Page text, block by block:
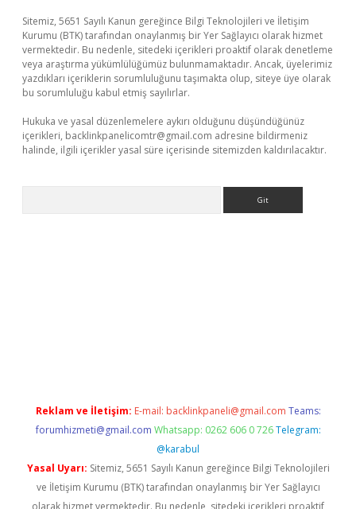
Sitemiz, 5651 Sayılı Kanun gereğince Bilgi Teknolojileri ve İletişim
Kurumu (BTK) tarafından onaylanmış bir Yer Sağlayıcı olarak hizmet
vermektedir. Bu nedenle, sitedeki içerikleri proaktif olarak denetleme
veya araştırma yükümlülüğümüz bulunmamaktadır. Ancak, üyelerimiz
yazdıkları içeriklerin sorumluluğunu taşımakta olup, siteye üye olarak
bu sorumluluğu kabul etmiş sayılırlar.
Hukuka ve yasal düzenlemelere aykırı olduğunu düşündüğünüz
içerikleri, backlinkpanelicomtr@gmail.com adresine bildirmeniz
halinde, ilgili içerikler yasal süre içerisinde sitemizden kaldırılacaktır.
Reklam ve İletişim: E-mail: backlinkpaneli@gmail.com Teams:
forumhizmeti@gmail.com Whatsapp: 0262 606 0 726 Telegram:
@karabul
Yasal Uyarı: Sitemiz, 5651 Sayılı Kanun gereğince Bilgi Teknolojileri
ve İletişim Kurumu (BTK) tarafından onaylanmış bir Yer Sağlayıcı
olarak hizmet vermektedir. Bu nedenle, sitedeki içerikleri proaktif